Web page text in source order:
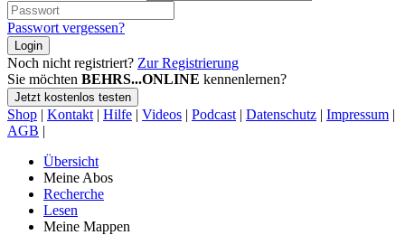
Passwort vergessen?
Login
Noch nicht registriert? Zur Registrierung
Sie möchten BEHRS...ONLINE kennenlernen?
Jetzt kostenlos testen
Shop | Kontakt | Hilfe | Videos | Podcast | Datenschutz | Impressum |
AGB |
Übersicht
Meine Abos
Recherche
Lesen
Meine Mappen